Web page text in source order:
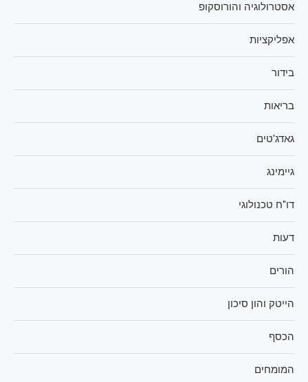
אסטרולוגיה והורוסקופ
אפליקציות
בידור
בריאות
גאדג'טים
גיימינג
דו"ח טכנולוגי
דעות
הורים
הייטק והון סיכון
הכסף
המומחים